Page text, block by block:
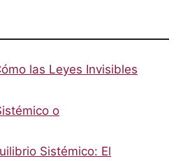
las Leyes Invisibles
o
Sistémico: El